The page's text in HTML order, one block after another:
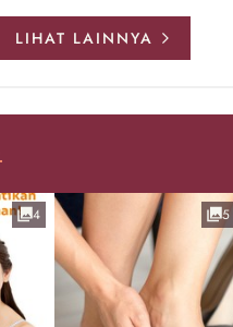
LIHAT LAINNYA
4 5